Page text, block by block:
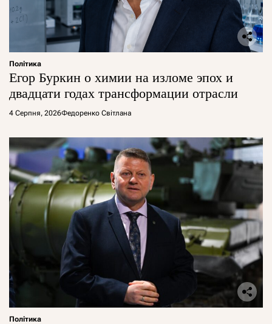
Політика
Егор Буркин о химии на изломе эпох и
двадцати годах трансформации отрасли
4 Серпня, 2026Федоренко Світлана
Політика